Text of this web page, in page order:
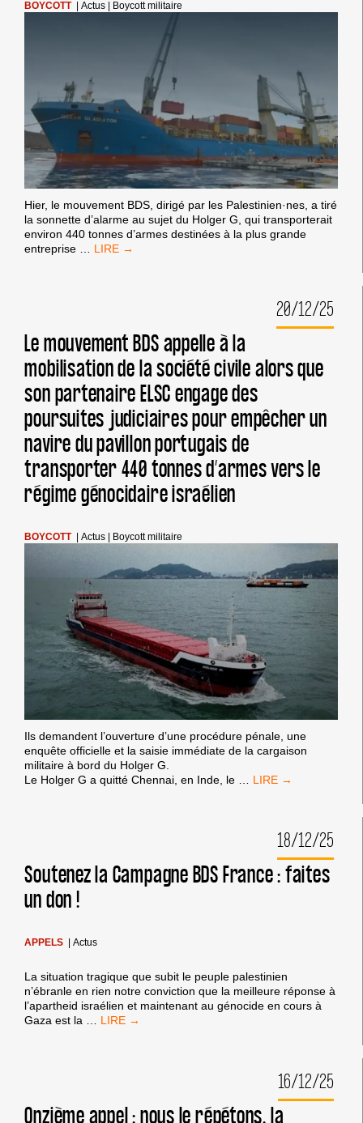
BOYCOTT |Actus Boycott militaire
Hier, le mouvement BDS, dirigé par les Palestinien·nes, a tiré
la sonnette d’alarme au sujet du Holger G, qui transporterait
environ 440 tonnes d’armes destinées à la plus grande
entreprise
DES
NAVIRE
TRANSPORTANT
ACTUELLEMENT
DES
ARMES
VERS
ISRAËL
EST
ASSURÉ
PAR
NORTHSTANDARD,
EN
DROIT
20/12/25
Le mouvement BDS appelle à la
mobilisation de la société civile alors que
son partenaire ELSC engage des
poursuites judiciaires pour empêcher un
navire du pavillon portugais de
transporter 440 tonnes d’armes vers le
régime génocidaire israélien
BOYCOTT |Actus Boycott militaire
Ils demandent l’ouverture d’une procédure pénale, une
enquête officielle et la saisie immédiate de la cargaison
militaire à bord du Holger G.
Le Holger G a quitté Chennai, en Inde, le
LE
MOBILISATION
DE
PARTENAIRE
ELSC
ENGAGE
EMPÊCHER
NAVIRE
18/12/25
Soutenez la Campagne BDS France : faites
un don !
APPELS |Actus